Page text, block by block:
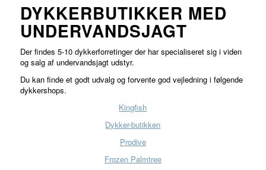
DYKKERBUTIKKER MED
UNDERVANDSJAGT
Der findes 5-10 dykkerforretinger der har specialiseret sig i viden
og salg af undervandsjagt udstyr.
Du kan finde et godt udvalg og forvente god vejledning i følgende
dykkershops.
Kingfish
Dykker-butikken
Prodive
Frozen Palmtree